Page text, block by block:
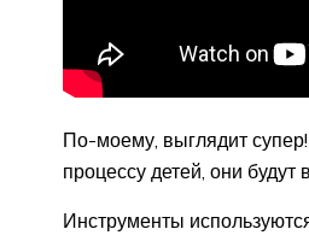
По-моему, выглядит
процессу детей, они будут
Инструменты